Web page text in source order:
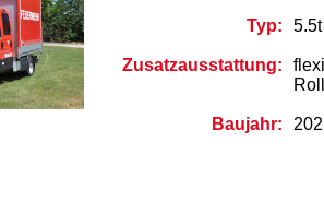
Typ:
Zusatzausstattung:
Baujahr: